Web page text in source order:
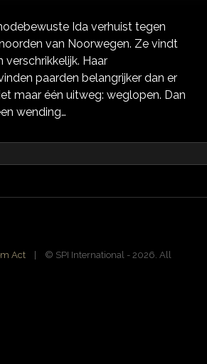
Ida verhuist tegen
van Noorwegen. Ze vindt
verschrikkelijk. Haar
paarden belangrijker dan er
maar één uitweg: weglopen. Dan
wending…
Act | ©️ SPI International - 2026. All